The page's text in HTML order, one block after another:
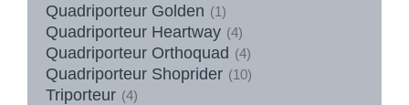
Quadriporteur Golden (1)
Quadriporteur Heartway (4)
Quadriporteur Orthoquad (4)
Quadriporteur Shoprider (10)
Triporteur (4)